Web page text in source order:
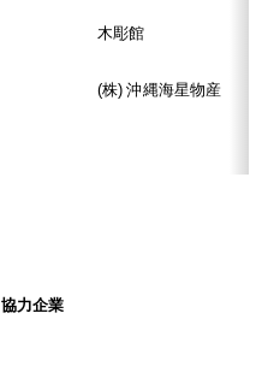
木彫館
(株) 沖縄海星物産
力企業